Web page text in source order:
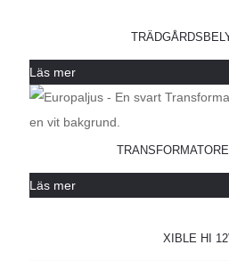
Läs mer
Läs mer
XIBLE HI